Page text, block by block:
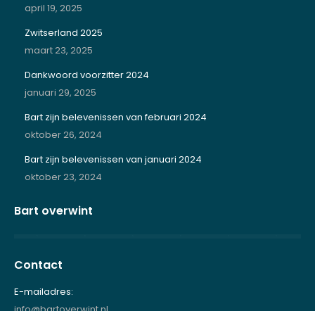
april 19, 2025
Zwitserland 2025
maart 23, 2025
Dankwoord voorzitter 2024
januari 29, 2025
Bart zijn belevenissen van februari 2024
oktober 26, 2024
Bart zijn belevenissen van januari 2024
oktober 23, 2024
Bart overwint
Contact
E-mailadres: